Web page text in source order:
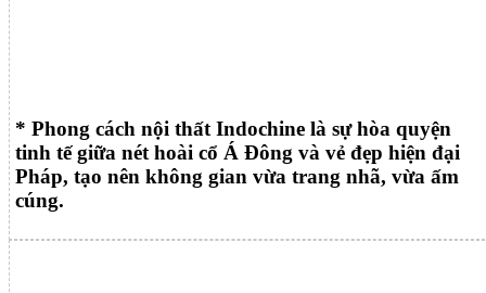
* Phong cách nội thất Indochine là sự hòa quyện
tinh tế giữa nét hoài cổ Á Đông và vẻ đẹp hiện đại
Pháp, tạo nên không gian vừa trang nhã, vừa ấm
cúng.